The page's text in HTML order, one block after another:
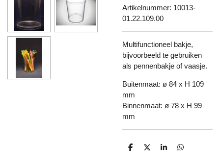
Artikelnummer: 10013-
01.22.109.00
Multifunctioneel bakje,
bijvoorbeeld te gebruiken
als pennenbakje of vaasje.
Buitenmaat: ø 84 x H 109
mm
Binnenmaat: ø 78 x H 99
mm
D
D
S
D